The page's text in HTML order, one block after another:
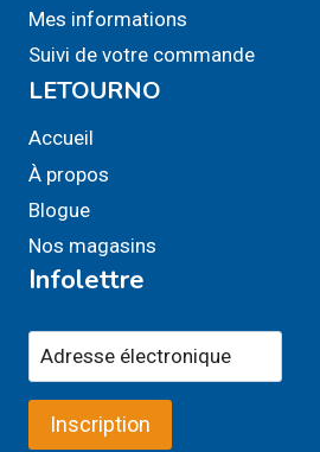
Mes informations
Suivi de votre commande
LETOURNO
Accueil
À propos
Blogue
Nos magasins
Infolettre
Inscription